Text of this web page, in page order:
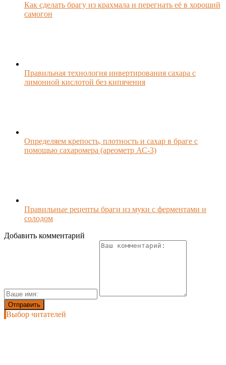
Как сделать брагу из крахмала и перегнать её в хороший
самогон
Правильная технология инвертирования сахара с
лимонной кислотой без кипячения
Определяем крепость, плотность и сахар в браге с
помощью сахаромера (ареометр АС-3)
Правильные рецепты браги из муки с ферментами и
солодом
Добавить комментарий
Выбор читателей